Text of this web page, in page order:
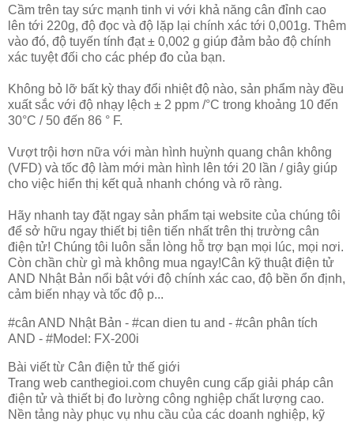
Cầm trên tay sức mạnh tinh vi với khả năng cân đỉnh cao
lên tới 220g, độ đọc và độ lặp lại chính xác tới 0,001g. Thêm
vào đó, độ tuyến tính đạt ± 0,002 g giúp đảm bảo độ chính
xác tuyệt đối cho các phép đo của bạn.
Không bỏ lỡ bất kỳ thay đổi nhiệt độ nào, sản phẩm này đều
xuất sắc với độ nhạy lệch ± 2 ppm /°C trong khoảng 10 đến
30°C / 50 đến 86 ° F.
Vượt trội hơn nữa với màn hình huỳnh quang chân không
(VFD) và tốc độ làm mới màn hình lên tới 20 lần / giây giúp
cho việc hiển thị kết quả nhanh chóng và rõ ràng.
Hãy nhanh tay đặt ngay sản phẩm tại website của chúng tôi
để sở hữu ngay thiết bị tiên tiến nhất trên thị trường cân
điện tử! Chúng tôi luôn sẵn lòng hỗ trợ bạn mọi lúc, mọi nơi.
Còn chần chừ gì mà không mua ngay!Cân kỹ thuật điện tử
AND Nhật Bản nổi bật với độ chính xác cao, độ bền ổn định,
cảm biến nhạy và tốc độ p...
#cân AND Nhật Bản - #can dien tu and - #cân phân tích
AND - #Model: FX-200i
Bài viết từ Cân điện tử thế giới
Trang web canthegioi.com chuyên cung cấp giải pháp cân
điện tử và thiết bị đo lường công nghiệp chất lượng cao.
Nền tảng này phục vụ nhu cầu của các doanh nghiệp, kỹ